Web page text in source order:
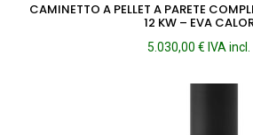
CAMINETTO A PELLET A PARETE
12 KW – EVA
5.030,00 € IVA incl.